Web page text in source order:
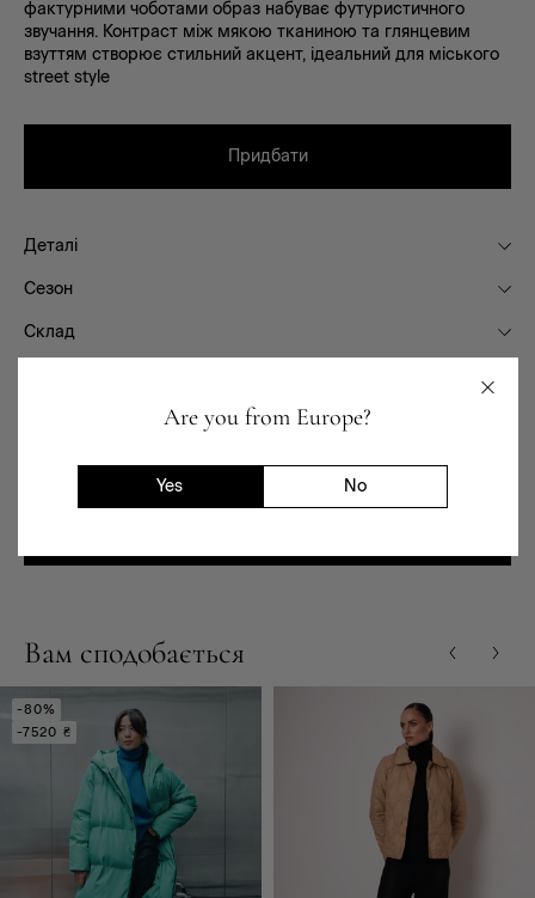
Are you from Europe?
Yes No
фактурними чоботами образ набуває футуристичного
звучання. Контраст між мякою тканиною та глянцевим
взуттям створює стильний акцент, ідеальний для міського
street style
Придбати
Деталі
Сезон
Склад
Доставка та повернення
Вам сподобається
-80%
-7520 ₴